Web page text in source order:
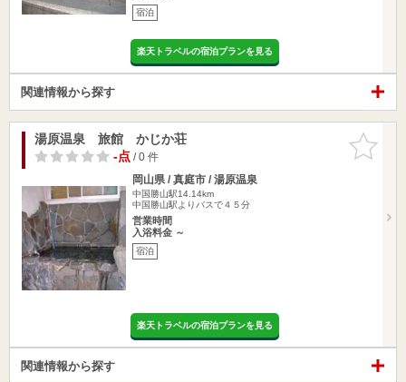
宿泊
楽天トラベルの宿泊プランを見る
関連情報から探す
お気に入
りに追加
湯原温泉 旅館 かじか荘
-点/ 0 件
岡山県 / 真庭市 / 湯原温泉
中国勝山駅14.14km
中国勝山駅よりバスで４５分
営業時間
入浴料金 ～
宿泊
楽天トラベルの宿泊プランを見る
関連情報から探す